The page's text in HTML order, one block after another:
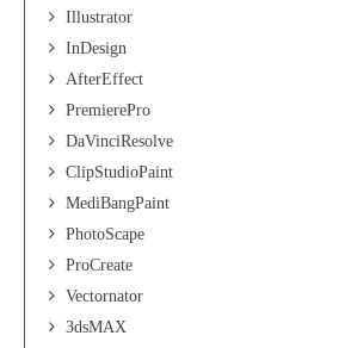
Illustrator
InDesign
AfterEffect
PremierePro
DaVinciResolve
ClipStudioPaint
MediBangPaint
PhotoScape
ProCreate
Vectornator
3dsMAX